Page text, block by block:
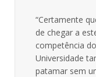
“Certamente
de chegar a
competência
Universidade
patamar sem